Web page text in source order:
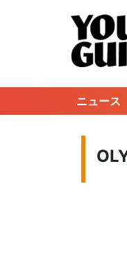
ニュース